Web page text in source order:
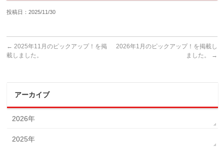
投稿日：2025/11/30
← 2025年11月のピックアップ！を掲
載しました。
2026年1月のピックアップ！を掲載し
ました。
→
アーカイブ
2026年
2025年